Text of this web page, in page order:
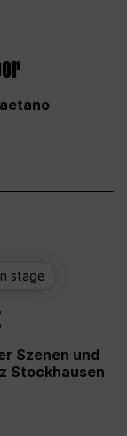
stage
Szenen und
Stockhausen